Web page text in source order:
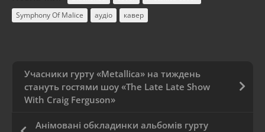
Symphony Of Malice
аудіо кавер
Учасники гурту «Metallica» на тиждень
стануть гостями шоу «The Late Late Show
With Craig Ferguson»
Анімовані обкладинки альбомів гурту